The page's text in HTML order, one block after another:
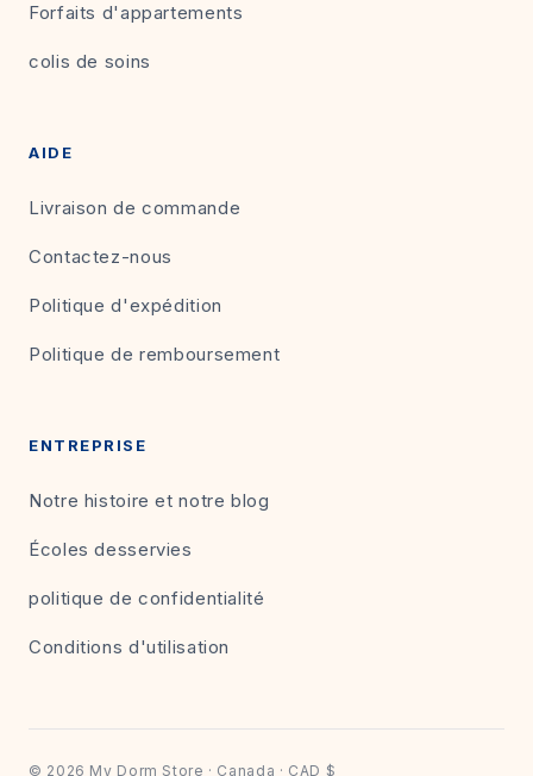
Forfaits d'appartements
colis de soins
AIDE
Livraison de commande
Contactez-nous
Politique d'expédition
Politique de remboursement
ENTREPRISE
Notre histoire et notre blog
Écoles desservies
politique de confidentialité
Conditions d'utilisation
© 2026 My Dorm Store · Canada · CAD $